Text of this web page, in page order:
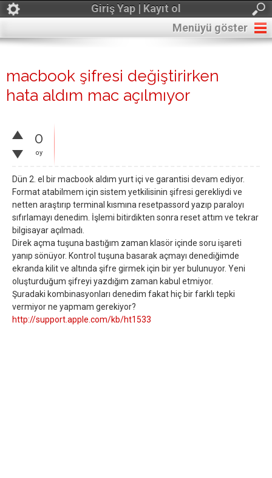
Giriş Yap | Kayıt ol
Menüyü göster
macbook şifresi değiştirirken
hata aldım mac açılmıyor
0
oy
Dün 2. el bir macbook aldım yurt içi ve garantisi devam ediyor.
Format atabilmem için sistem yetkilisinin şifresi gerekliydi ve
netten araştırıp terminal kısmına resetpassord yazıp paraloyı
sıfırlamayı denedim. İşlemi bitirdikten sonra reset attım ve tekrar
bilgisayar açılmadı.
Direk açma tuşuna bastığım zaman klasör içinde soru işareti
yanıp sönüyor. Kontrol tuşuna basarak açmayı denediğimde
ekranda kilit ve altında şifre girmek için bir yer bulunuyor. Yeni
oluşturduğum şifreyi yazdığım zaman kabul etmiyor.
Şuradaki kombinasyonları denedim fakat hiç bir farklı tepki
vermiyor ne yapmam gerekiyor?
http://support.apple.com/kb/ht1533